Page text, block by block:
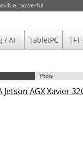
powerful
/ AI TabletPC
Preis
Jetson AGX Xavier